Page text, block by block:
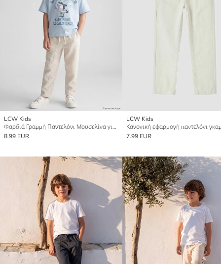
LCW Kids
Φαρδιά Γραμμή Παντελόνι Μουσελίνα για αγόρια
8.99 EUR
LCW Kids
7.99 EUR